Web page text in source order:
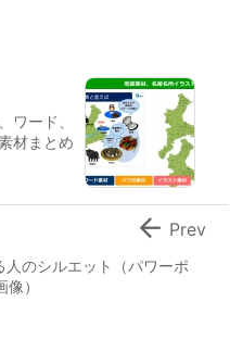
ワード、
材まとめ
人のシルエット（パワーポ
）
 Prev